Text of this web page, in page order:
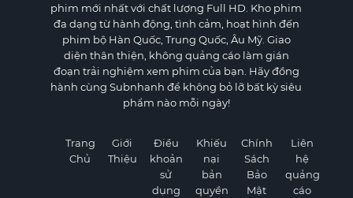
phim mới nhất với chất lượng Full HD. Kho phim
đa dạng từ hành động, tình cảm, hoạt hình đến
phim bộ Hàn Quốc, Trung Quốc, Âu Mỹ. Giao
diện thân thiện, không quảng cáo làm gián
đoạn trải nghiệm xem phim của bạn. Hãy đồng
hành cùng Subnhanh để không bỏ lỡ bất kỳ siêu
phẩm nào mỗi ngày!
Trang
Chủ
Giới
Thiệu
Điều
khoản
sử
dụng
Khiếu
nại
bản
quyền
Chính
Sách
Bảo
Mật
Liên
hệ
quảng
cáo